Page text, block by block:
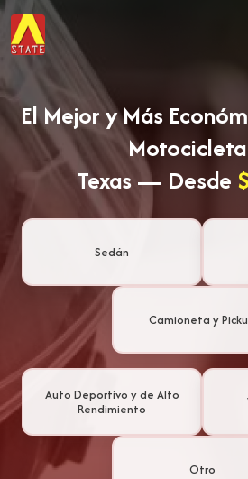
El Mejor y Más
Texas — Desde
Sedán
Camioneta y
Auto Deportivo y de Alto
Rendimiento
Otro